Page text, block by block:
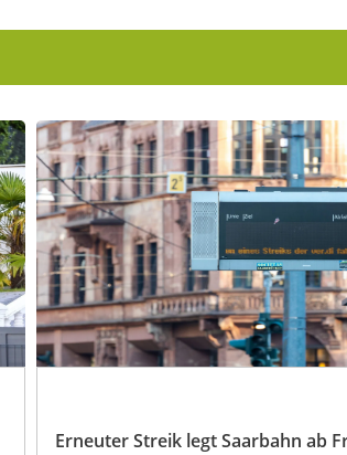
Erneuter Streik legt Saarbahn ab